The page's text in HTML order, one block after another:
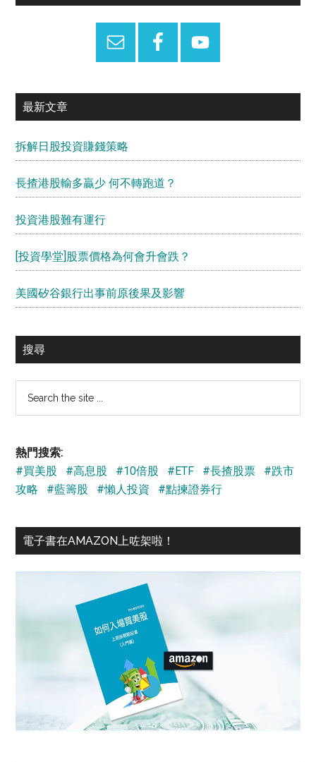
最新文章
拆解日股投資賺錢策略
長揸港股輸多贏少 何不轉跑道？
投資港股難有運行
[投資學堂]股票價格為何會升會跌？
美國矽谷銀行出事前原後果及影響
搜尋
...
熱門搜索:
#買美股
#高息股 #10倍股 #ETF #長揸股票
#跌市
攻略
#藍籌股 #懶人投資 #點揀證券行
電子書在AMAZON上咗架啦！